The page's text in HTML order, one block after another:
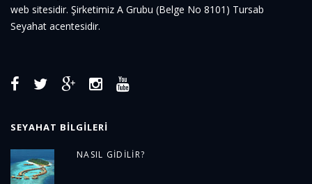
web sitesidir. Şirketimiz A Grubu (Belge No 8101) Tursab
Seyahat acentesidir.
SEYAHAT BILGILERI
NASIL GIDILIR?